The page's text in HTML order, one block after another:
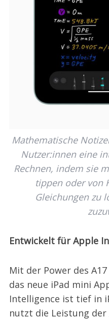
Mathematische
Nutzer:innen eine
Rechnen, indem sie
tippen oder von
Gleichungen zu
Entwickelt für Apple
Mit der Power des
das neue iPad mini
Intelligence ist tief in
nutzt die Leistung der